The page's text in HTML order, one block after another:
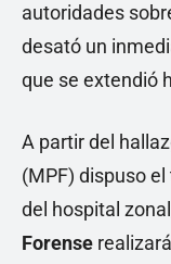
autoridades
desató un
que se extendió
A partir del
(MPF) dispuso
del hospital
Forense